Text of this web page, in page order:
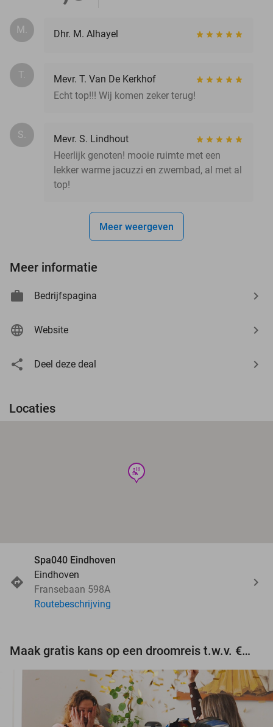
M. Dhr. M. Alhayel
T.
Mevr. T. Van De Kerkhof
Echt top!!! Wij komen zeker terug!
S.
Mevr. S. Lindhout
Heerlijk genoten! mooie ruimte met een
lekker warme jacuzzi en zwembad, al met al
top!
Meer weergeven
Meer informatie
Bedrijfspagina
Website
Deel deze deal
Locaties
wellness
Spa040 Eindhoven
Eindhoven
Fransebaan 598A
Routebeschrijving
Maak gratis kans op een droomreis t.w.v. €3.000!